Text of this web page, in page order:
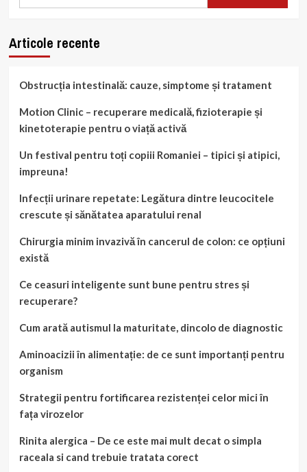
Articole recente
Obstrucția intestinală: cauze, simptome și tratament
Motion Clinic – recuperare medicală, fizioterapie și
kinetoterapie pentru o viață activă
Un festival pentru toți copiii Romaniei – tipici și atipici,
impreuna!
Infecții urinare repetate: Legătura dintre leucocitele
crescute și sănătatea aparatului renal
Chirurgia minim invazivă în cancerul de colon: ce opțiuni
există
Ce ceasuri inteligente sunt bune pentru stres și
recuperare?
Cum arată autismul la maturitate, dincolo de diagnostic
Aminoacizii în alimentație: de ce sunt importanți pentru
organism
Strategii pentru fortificarea rezistenței celor mici în
fața virozelor
Rinita alergica – De ce este mai mult decat o simpla
raceala si cand trebuie tratata corect